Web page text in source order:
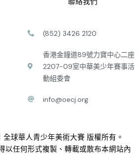
(852) 3426 2120
香港金鐘道89號力寶中心二座
2207-09室中華美少年賽事活
動組委會
info@oecj.org
球華人青少年美術大賽 版權所有。
以任何形式複製、轉載或散布本網站內